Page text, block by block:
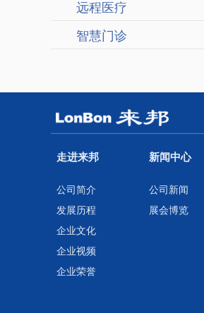
远程医疗
智慧门诊
走进来邦
公司简介
发展历程
企业文化
企业视频
企业荣誉
新闻中心
公司新闻
展会博览